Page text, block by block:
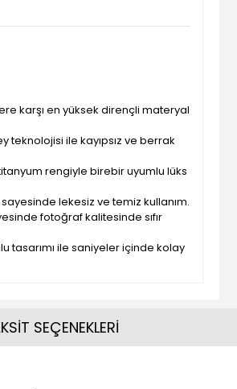
karşı en yüksek dirençli materyal
teknolojisi ile kayıpsız ve berrak
rengiyle birebir uyumlu lüks
lekesiz ve temiz kullanım.
fotoğraf kalitesinde sıfır
tasarımı ile saniyeler içinde kolay
SEÇENEKLERİ